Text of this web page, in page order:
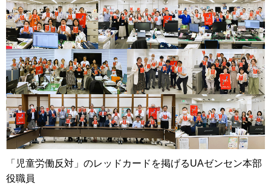
「児童労働反対」のレッドカードを掲げるUAゼンセン本部
役職員